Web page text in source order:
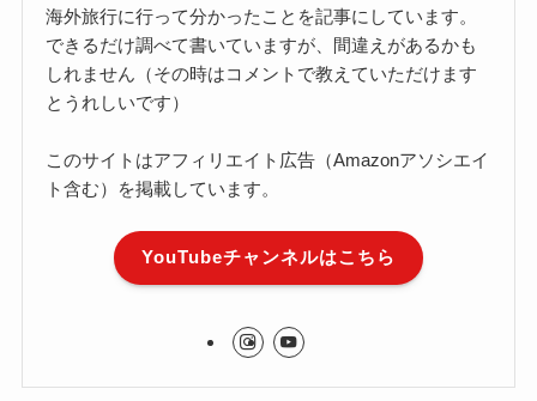
海外旅行に行って分かったことを記事にしています。
できるだけ調べて書いていますが、間違えがあるかも
しれません（その時はコメントで教えていただけます
とうれしいです）
このサイトはアフィリエイト広告（Amazonアソシエイ
ト含む）を掲載しています。
YouTubeチャンネルはこちら